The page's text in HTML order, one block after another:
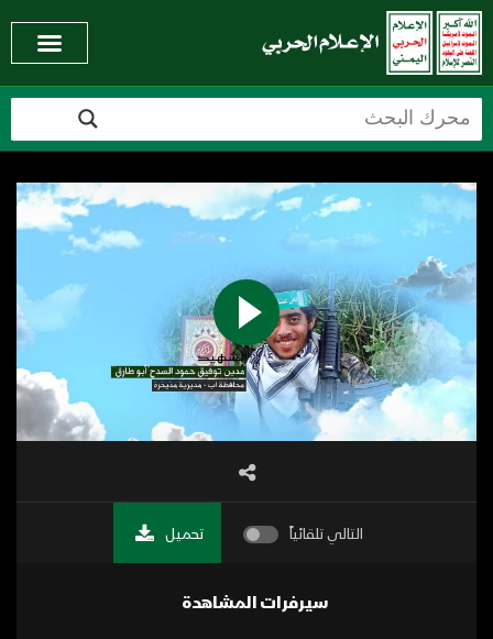
التالي تلقائياً تحميل
سيرفرات المشاهدة